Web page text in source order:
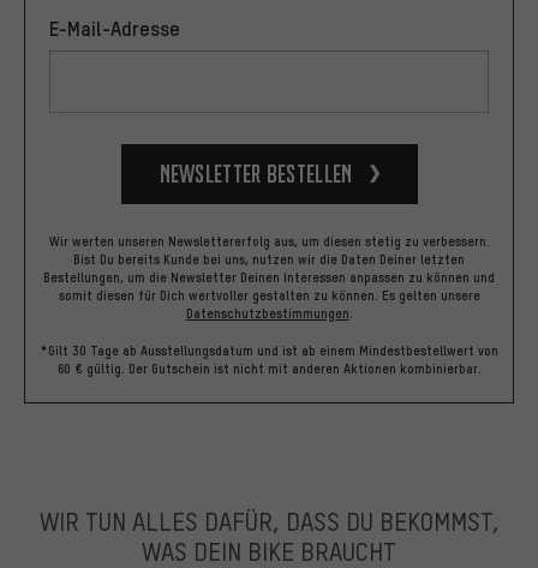
E-Mail-Adresse
Newsletter bestellen
Wir werten unseren Newslettererfolg aus, um diesen stetig zu verbessern.
Bist Du bereits Kunde bei uns, nutzen wir die Daten Deiner letzten
Bestellungen, um die Newsletter Deinen Interessen anpassen zu können und
somit diesen für Dich wertvoller gestalten zu können. Es gelten unsere
Datenschutzbestimmungen.
*Gilt 30 Tage ab Ausstellungsdatum und ist ab einem Mindestbestellwert von
60 € gültig. Der Gutschein ist nicht mit anderen Aktionen kombinierbar.
WIR TUN ALLES DAFÜR, DASS DU BEKOMMST,
WAS DEIN BIKE BRAUCHT